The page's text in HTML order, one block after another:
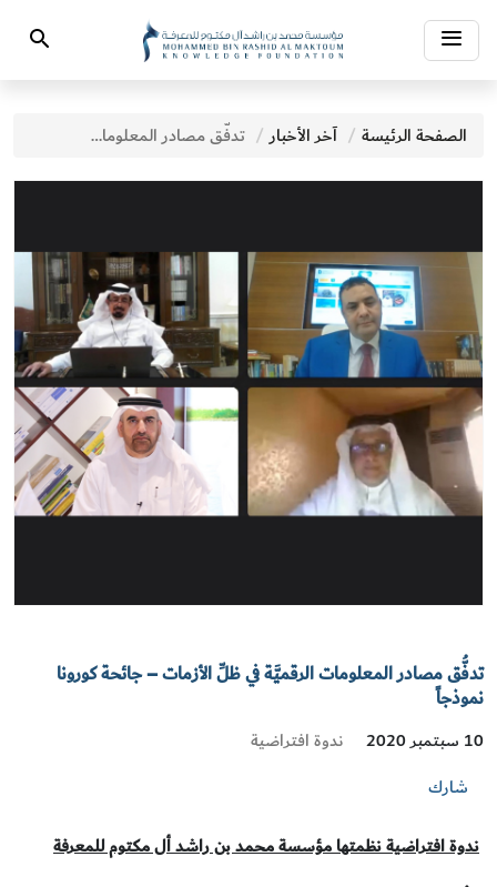
Toggle
navigation
Search
الصفحة الرئيسة آخر الأخبار تدفُّق مصادر المعلومات الرقميَّة في ظلِّ الأزمات – جائحة كورونا نموذجاً
تدفُّق مصادر المعلومات الرقميَّة في ظلِّ الأزمات – جائحة كورونا
نموذجاً
10 سبتمبر 2020
ندوة افتراضية
شارك
ندوة افتراضية نظمتها مؤسسة محمد بن راشد أل مكتوم للمعرفة